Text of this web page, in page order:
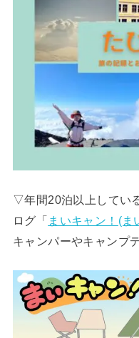
▽年間20泊以上してい
ログ「 まいキャン！(ま
キャンパーやキャンプ